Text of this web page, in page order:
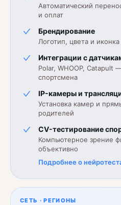
Автоматический
и оплат
Брендирование
Логотип, цвета и
Интеграции с
Polar, WHOOP, Catapult
спортсмена
IP-камеры и
Установка камер и
родителей
CV-тестирование
Компьютерное зрение
объективно
Подробнее о
СЕТЬ · РЕГИОНЫ
Новгород ·
840 000 ₽
96%
412